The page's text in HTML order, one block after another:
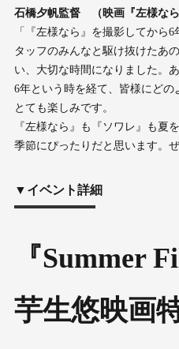
石橋夕帆監督 （映画『左様なら
「『左様なら』を撮影してから
タッフのみんなと駆け抜けたあ
い、大切な時間になりました。
6年という時を経て、皆様にどの
とても楽しみです。
『左様なら』も『ソワレ』も夏
季節にぴったりだと思います。
▼イベント詳細
『Summer
芋⽣悠映画